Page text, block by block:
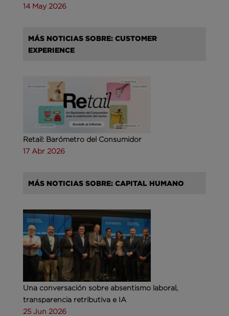
14 May 2026
MÁS NOTICIAS SOBRE: CUSTOMER
EXPERIENCE
Retail: Barómetro del Consumidor
17 Abr 2026
MÁS NOTICIAS SOBRE: CAPITAL HUMANO
Una conversación sobre absentismo laboral,
transparencia retributiva e IA
25 Jun 2026